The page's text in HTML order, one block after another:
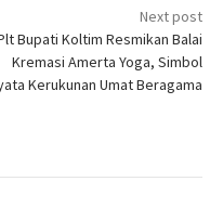
Next post
Bupati Koltim Resmikan Balai
Kremasi Amerta Yoga, Simbol
Kerukunan Umat Beragama